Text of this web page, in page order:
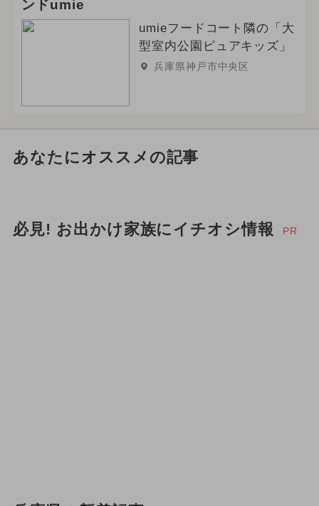
ンドumie
umieフードコート隣の「大
型室内公園ピュアキッズ」
兵庫県神戸市中央区
あなたにオススメの記事
必見! お出かけ家族にイチオシ情報 PR